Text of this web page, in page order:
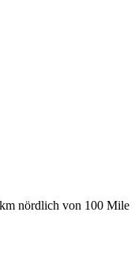
nördlich von 100 Mile